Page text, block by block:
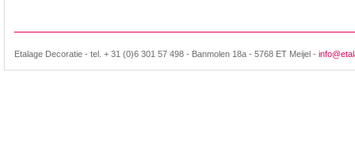
Etalage Decoratie - tel. + 31 (0)6 301 57 498 - Banmolen 18a - 5768 ET Meijel -